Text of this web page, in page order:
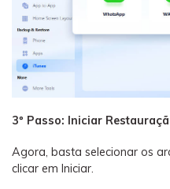
3º Passo: Iniciar
Agora, basta selecionar os
clicar em Iniciar.